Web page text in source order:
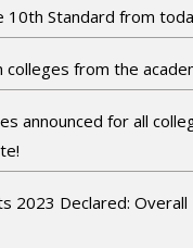
Standard from
colleges from the
announced for all
2023 Declared: